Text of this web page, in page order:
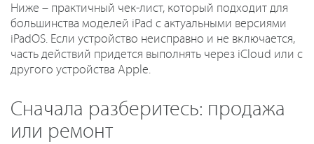
Ниже – практичный чек-лист, который подходит для
большинства моделей iPad с актуальными версиями
iPadOS. Если устройство неисправно и не включается,
часть действий придется выполнять через iCloud или с
другого устройства Apple.
Сначала разберитесь: продажа
или ремонт